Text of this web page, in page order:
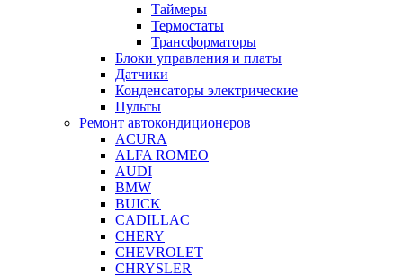
Таймеры
Термостаты
Трансформаторы
Блоки управления и платы
Датчики
Конденсаторы электрические
Пульты
Ремонт автокондиционеров
ACURA
ALFA ROMEO
AUDI
BMW
BUICK
CADILLAC
CHERY
CHEVROLET
CHRYSLER